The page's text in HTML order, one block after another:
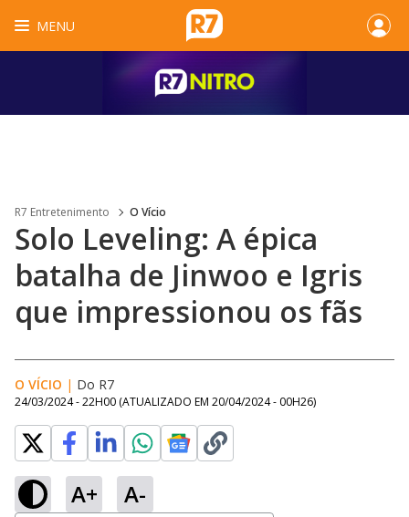
MENU
R7 Entretenimento O Vício
Solo Leveling: A épica
batalha de Jinwoo e Igris
que impressionou os fãs
O VÍCIO | Do R7
24/03/2024 - 22H00 (ATUALIZADO EM 20/04/2024 - 00H26)
A+ A-